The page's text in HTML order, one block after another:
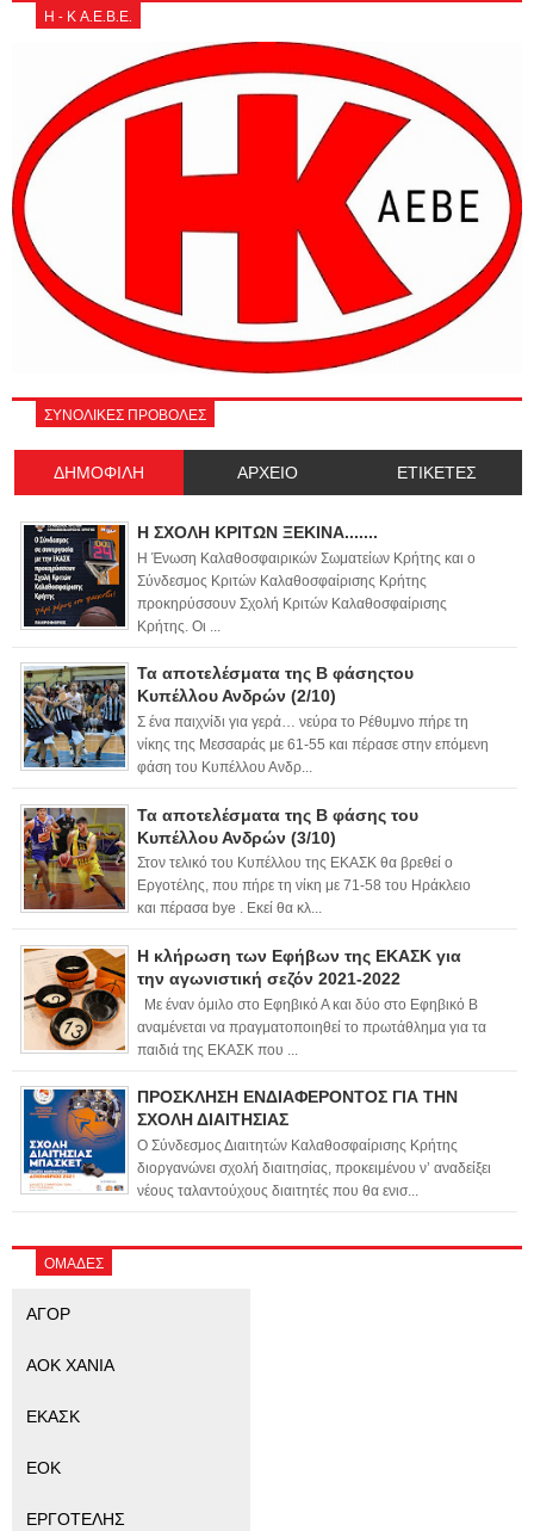
Η - Κ Α.Ε.Β.Ε.
ΣΥΝΟΛΙΚΕΣ ΠΡΟΒΟΛΕΣ
ΔΗΜΟΦΙΛΗ ΑΡΧΕΙΟ ΕΤΙΚΕΤΕΣ
Η ΣΧΟΛΗ ΚΡΙΤΩΝ ΞΕΚΙΝΑ.......
Η Ένωση Καλαθοσφαιρικών Σωματείων Κρήτης και ο
Σύνδεσμος Κριτών Καλαθοσφαίρισης Κρήτης
προκηρύσσουν Σχολή Κριτών Καλαθοσφαίρισης
Κρήτης. Οι ...
Τα αποτελέσματα της Β φάσηςτου
Κυπέλλου Ανδρών (2/10)
Σ ένα παιχνίδι για γερά… νεύρα το Ρέθυμνο πήρε τη
νίκης της Μεσσαράς με 61-55 και πέρασε στην επόμενη
φάση του Κυπέλλου Ανδρ...
Τα αποτελέσματα της Β φάσης του
Κυπέλλου Ανδρών (3/10)
Στον τελικό του Κυπέλλου της ΕΚΑΣΚ θα βρεθεί ο
Εργοτέλης, που πήρε τη νίκη με 71-58 του Ηράκλειο
και πέρασα bye . Εκεί θα κλ...
Η κλήρωση των Εφήβων της ΕΚΑΣΚ για
την αγωνιστική σεζόν 2021-2022
Με έναν όμιλο στο Εφηβικό Α και δύο στο Εφηβικό Β
αναμένεται να πραγματοποιηθεί το πρωτάθλημα για τα
παιδιά της ΕΚΑΣΚ που ...
ΠΡΟΣΚΛΗΣΗ ΕΝΔΙΑΦΕΡΟΝΤΟΣ ΓΙΑ ΤΗΝ
ΣΧΟΛΗ ΔΙΑΙΤΗΣΙΑΣ
Ο Σύνδεσμος Διαιτητών Καλαθοσφαίρισης Κρήτης
διοργανώνει σχολή διαιτησίας, προκειμένου ν’ αναδείξει
νέους ταλαντούχους διαιτητές που θα ενισ...
ΟΜΑΔΕΣ
ΑΓΟΡ
ΑΟΚ ΧΑΝΙΑ
ΕΚΑΣΚ
ΕΟΚ
ΕΡΓΟΤΕΛΗΣ